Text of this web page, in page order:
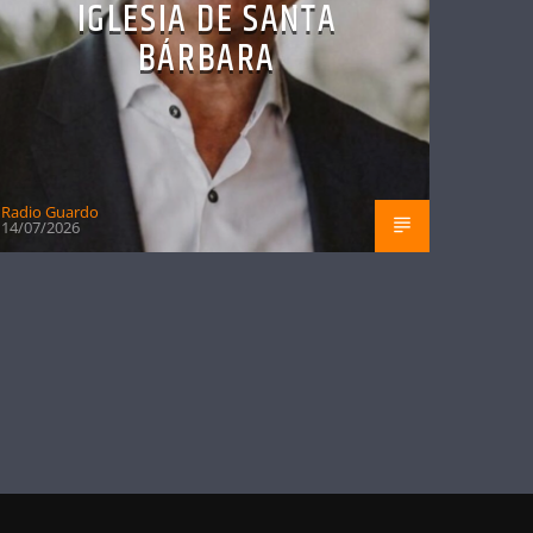
IGLESIA DE SANTA
BÁRBARA
Radio Guardo
14/07/2026